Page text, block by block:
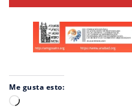
Me gusta esto:
Cargando...